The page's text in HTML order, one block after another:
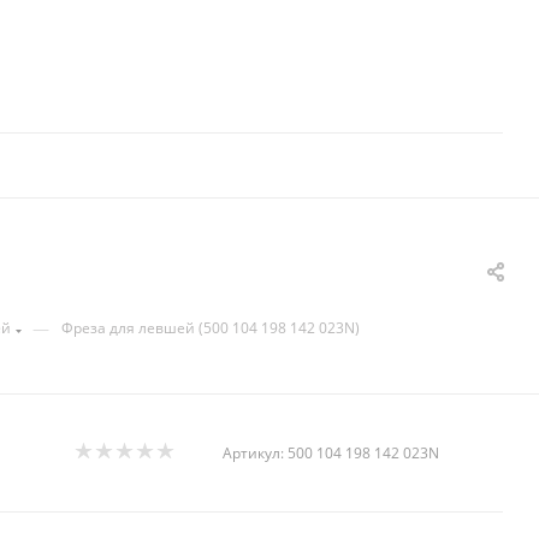
— Фреза для левшей (500 104 198 142 023N)
Артикул: 500 104 198 142 023N